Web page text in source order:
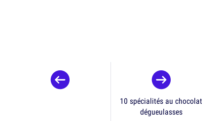
10 spécialités au chocolat
dégueulasses